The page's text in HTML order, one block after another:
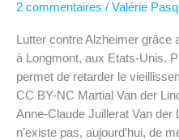
2 commentaires / Valérie
Lutter contre Alzheimer
à Longmont, aux Etats-Unis.
permet de retarder le
CC BY-NC Martial Van der
Anne-Claude Juillerat Van der
n’existe pas, aujourd’hui, de